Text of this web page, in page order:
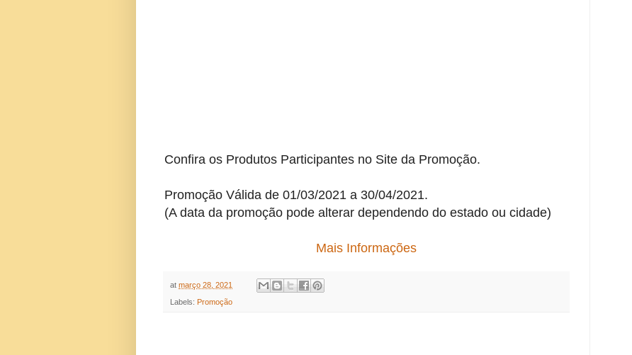
Confira os Produtos Participantes no Site da Promoção.
Promoção Válida de 01/03/2021 a 30/04/2021.
(A data da promoção pode alterar dependendo do estado ou cidade)
Mais Informações
at março 28, 2021
Labels: Promoção